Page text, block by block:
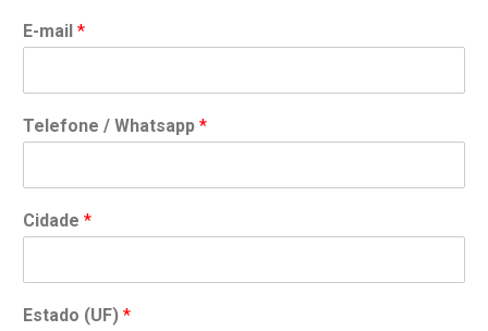
E-mail *
Telefone / Whatsapp *
Cidade *
Estado (UF) *